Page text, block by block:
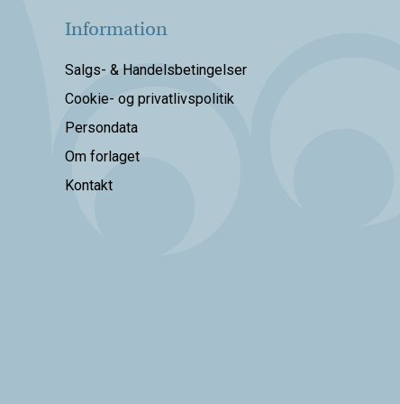
Information
Salgs- & Handelsbetingelser
Cookie- og privatlivspolitik
Persondata
Om forlaget
Kontakt